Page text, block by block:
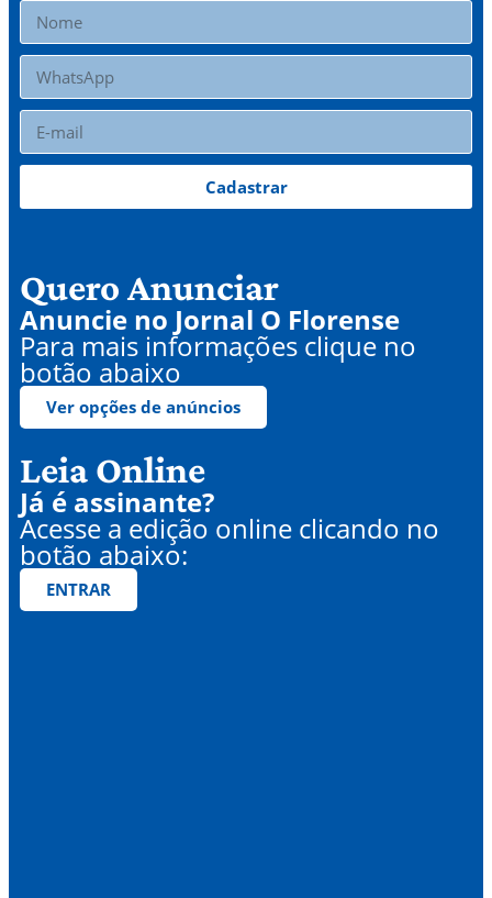
Cadastrar
Quero Anunciar
Anuncie no Jornal O Florense
Para mais informações clique no
botão abaixo
Ver opções de anúncios
Leia Online
Já é assinante?
Acesse a edição online clicando no
botão abaixo:
ENTRAR